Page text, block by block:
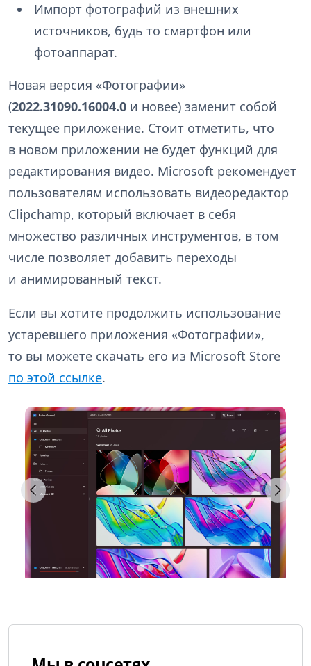
Импорт фотографий из внешних
источников, будь то смартфон или
фотоаппарат.
Новая версия «Фотографии»
(2022.31090.16004.0 и новее) заменит собой
текущее приложение. Стоит отметить, что
в новом приложении не будет функций для
редактирования видео. Microsoft рекомендует
пользователям использовать видеоредактор
Clipchamp, который включает в себя
множество различных инструментов, в том
числе позволяет добавить переходы
и анимированный текст.
Если вы хотите продолжить использование
устаревшего приложения «Фотографии»,
то вы можете скачать его из Microsoft Store
по этой ссылке.